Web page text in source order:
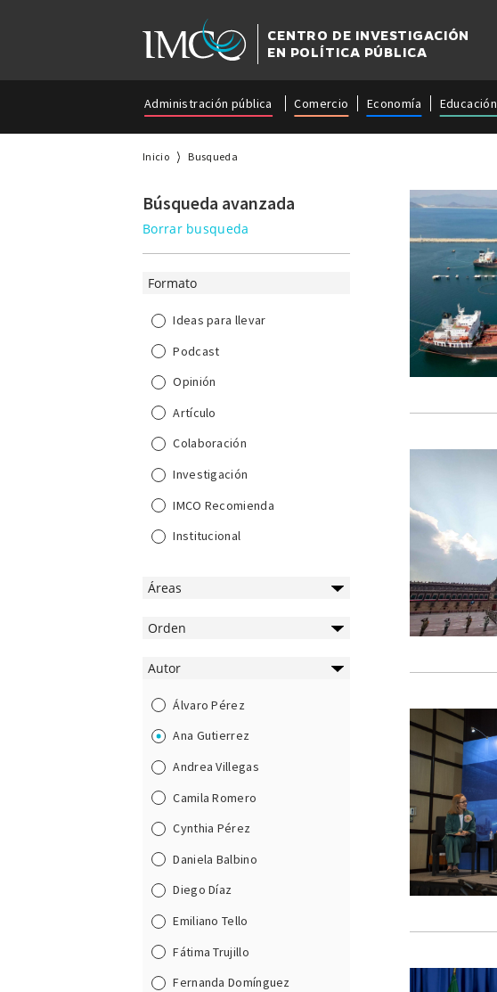
CENTRO DE INVESTIGACIÓN
EN POLÍTICA PÚBLICA
Administración pública Comercio Economía Educación
Inicio Busqueda
Búsqueda avanzada
Borrar busqueda
Formato
Ideas para llevar
Podcast
Opinión
Artículo
Colaboración
Investigación
IMCO Recomienda
Institucional
Áreas
Orden
Autor
Álvaro Pérez
Ana Gutierrez
Andrea Villegas
Camila Romero
Cynthia Pérez
Daniela Balbino
Diego Díaz
Emiliano Tello
Fátima Trujillo
Fernanda Domínguez